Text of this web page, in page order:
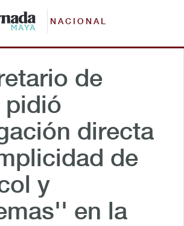
NACIONAL
de
pidió
directa
de
y
en la